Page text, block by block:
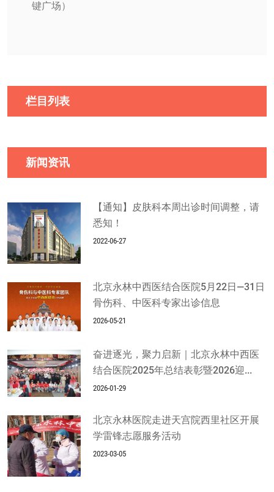
键广场）
栏目列表
新闻资讯
【通知】皮肤科本周出诊时间调整，请
悉知！
2022-06-27
北京永林中西医结合医院5月22日—31日
骨伤科、中医科专家出诊信息
2026-05-21
奋进逐光，聚力启新｜北京永林中西医
结合医院2025年总结表彰暨2026迎...
2026-01-29
北京永林医院走进天宫院西里社区开展
学雷锋志愿服务活动
2023-03-05